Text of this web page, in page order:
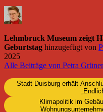
Lehmbruck Museum zeigt
Geburtstag hinzugefügt von
2025
Alle Beiträge von Petra
Stadt Duisburg erhält
Klimapolitik im